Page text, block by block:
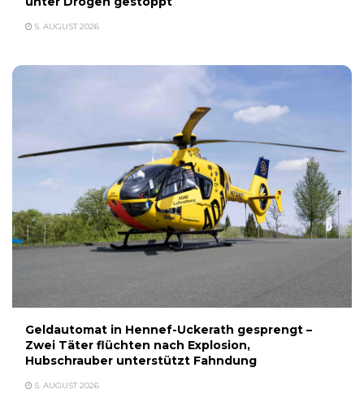
5. AUGUST 2026
Geldautomat in Hennef-Uckerath gesprengt –
Zwei Täter flüchten nach Explosion,
Hubschrauber unterstützt Fahndung
5. AUGUST 2026